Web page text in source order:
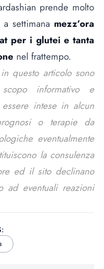
prende molto
settimana mezz’ora
per i glutei e tanta
nel frattempo.
questo articolo sono
informativo e
intese in alcun
o terapie da
eventualmente
la consulenza
ed il sito declinano
ad eventuali reazioni